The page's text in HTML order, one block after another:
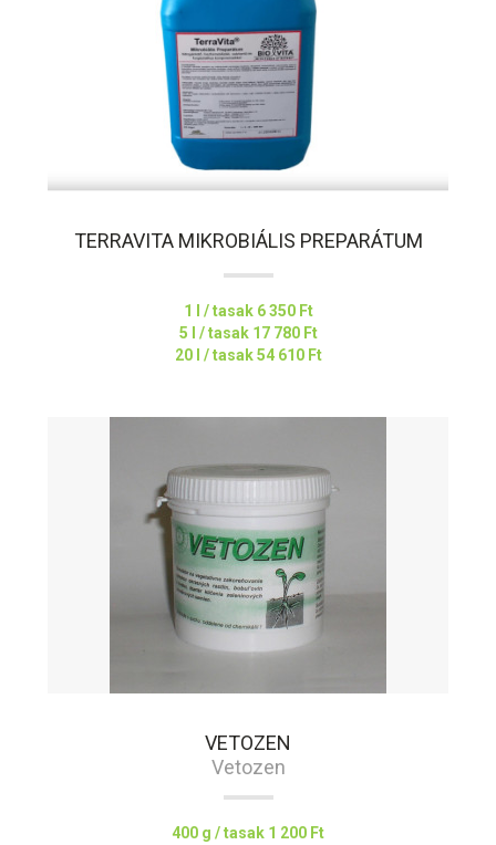
TERRAVITA MIKROBIÁLIS PREPARÁTUM
1 l / tasak 6 350 Ft
5 l / tasak 17 780 Ft
20 l / tasak54 610 Ft
VETOZEN
Vetozen
400 g / tasak 1 200 Ft